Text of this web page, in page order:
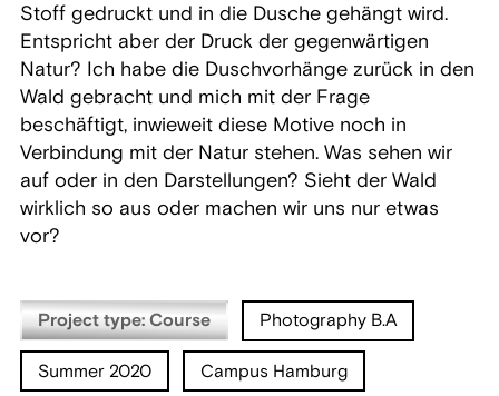
Stoff gedruckt und in die Dusche gehängt wird.
Entspricht aber der Druck der gegenwärtigen
Natur? Ich habe die Duschvorhänge zurück in den
Wald gebracht und mich mit der Frage
beschäftigt, inwieweit diese Motive noch in
Verbindung mit der Natur stehen. Was sehen wir
auf oder in den Darstellungen? Sieht der Wald
wirklich so aus oder machen wir uns nur etwas
vor?
Project type: Course Photography B.A
Summer 2020 Campus Hamburg